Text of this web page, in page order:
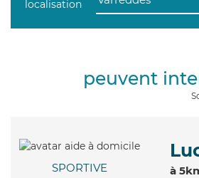
peuvent
SPORTIVE à